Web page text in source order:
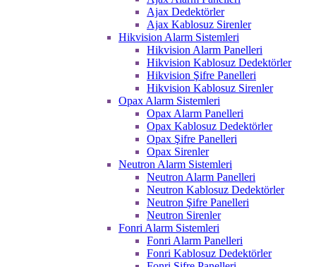
Ajax Dedektörler
Ajax Kablosuz Sirenler
Hikvision Alarm Sistemleri
Hikvision Alarm Panelleri
Hikvision Kablosuz Dedektörler
Hikvision Şifre Panelleri
Hikvision Kablosuz Sirenler
Opax Alarm Sistemleri
Opax Alarm Panelleri
Opax Kablosuz Dedektörler
Opax Şifre Panelleri
Opax Sirenler
Neutron Alarm Sistemleri
Neutron Alarm Panelleri
Neutron Kablosuz Dedektörler
Neutron Şifre Panelleri
Neutron Sirenler
Fonri Alarm Sistemleri
Fonri Alarm Panelleri
Fonri Kablosuz Dedektörler